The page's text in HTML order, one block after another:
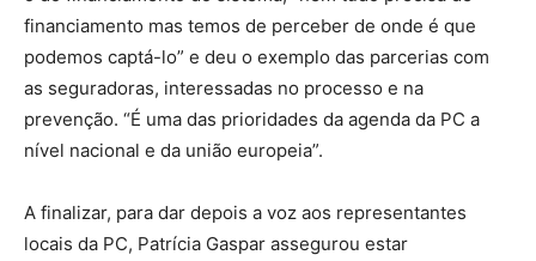
financiamento mas temos de perceber de onde é que
podemos captá-lo” e deu o exemplo das parcerias com
as seguradoras, interessadas no processo e na
prevenção. “É uma das prioridades da agenda da PC a
nível nacional e da união europeia”.
A finalizar, para dar depois a voz aos representantes
locais da PC, Patrícia Gaspar assegurou estar